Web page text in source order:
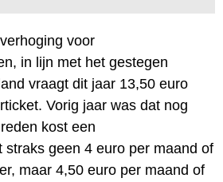
voor
in lijn met het gestegen
vraagt dit jaar 13,50 euro
Vorig jaar was dat nog
kost een
straks geen 4 euro per maand of
maar 4,50 euro per maand of